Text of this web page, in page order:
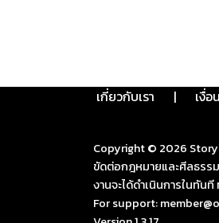
เกี่ยวกับเรา | เงื่อ
Copyright © 2026
ขัดต่อกฎหมายและศีลธรร
งานจะได้ดำเนินการในทั
For support: